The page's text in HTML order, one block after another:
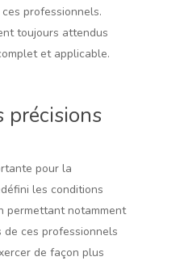
professionnels.
toujours attendus
et applicable.
précisions
pour la
les conditions
permettant notamment
de ces professionnels
de façon plus